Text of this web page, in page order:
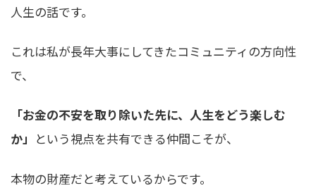
人生の話です。
これは私が長年大事にしてきたコミュニティの方向性
で、
「お金の不安を取り除いた先に、人生をどう楽しむ
か」 という視点を共有できる仲間こそが、
本物の財産だと考えているからです。